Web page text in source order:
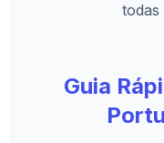
todas
Guia